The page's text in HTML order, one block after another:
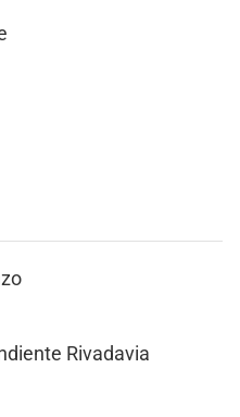
Rivadavia